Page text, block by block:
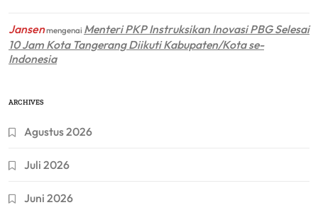
Jansenmengenai Menteri PKP Instruksikan Inovasi PBG Selesai
10 Jam Kota Tangerang Diikuti Kabupaten/Kota se-
Indonesia
ARCHIVES
Agustus 2026
Juli 2026
Juni 2026